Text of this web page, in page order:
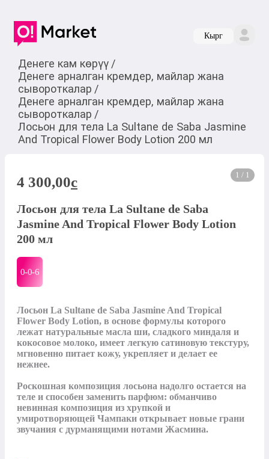
Кырг
Денеге кам көрүү /
Денеге арналган кремдер, майлар жана
сывороткалар /
Денеге арналган кремдер, майлар жана
сывороткалар /
Лосьон для тела La Sultane de Saba Jasmine
And Tropical Flower Body Lotion 200 мл
1 / 1
4 300,00c
Лосьон для тела La Sultane de Saba
Jasmine And Tropical Flower Body Lotion
200 мл
0-0-6
Лосьон La Sultane de Saba Jasmine And Tropical
Flower Body Lotion, в основе формулы которого
лежат натуральные масла ши, сладкого миндаля и
кокосовое молоко, имеет легкую сатиновую текстуру,
мгновенно питает кожу, укрепляет и делает ее
нежнее.
Роскошная композиция лосьона надолго остается на
теле и способен заменить парфюм: обманчиво
невинная композиция из хрупкой и
умиротворяющей Чампаки открывает новые грани
звучания с дурманящими нотами Жасмина.